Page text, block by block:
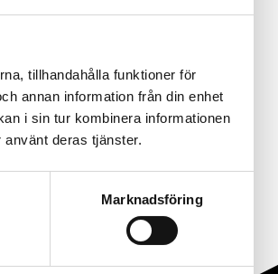
tillhandahålla funktioner för
annan information från din enhet
i sin tur kombinera informationen
deras tjänster.
Marknadsföring
scale manufacturing.